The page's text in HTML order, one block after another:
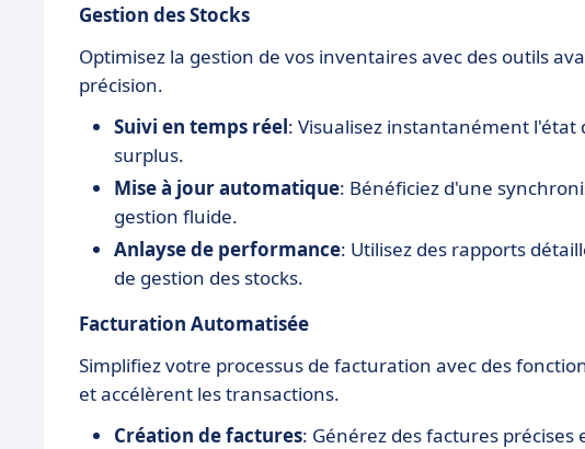
Gestion des Stocks
Optimisez la gestion de vos inventaires avec des outils
précision.
Suivi en temps réel: Visualisez instantanément l'état
surplus.
Mise à jour automatique: Bénéficiez d'une
gestion fluide.
Anlayse de performance: Utilisez des rapports
de gestion des stocks.
Facturation Automatisée
Simplifiez votre processus de facturation avec des
et accélèrent les transactions.
Création de factures: Générez des factures